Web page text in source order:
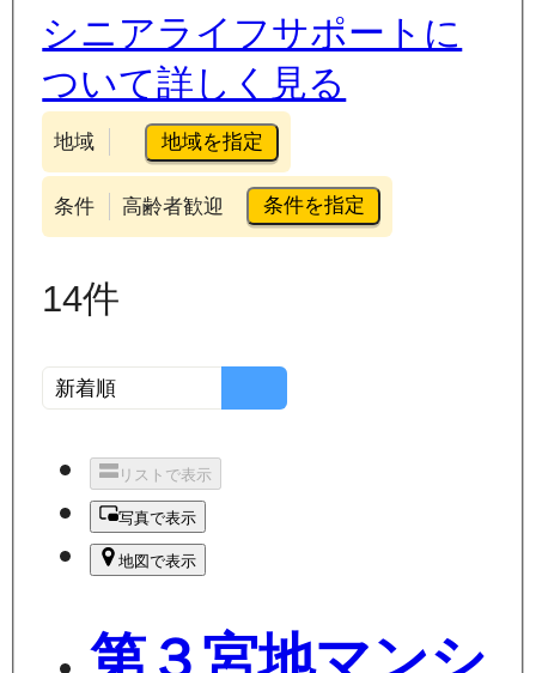
シニアライフサポートに
ついて詳しく見る
地域 地域を指定
条件 高齢者歓迎 条件を指定
14件
リストで表示
写真で表示
地図で表示
第３宮地マンシ